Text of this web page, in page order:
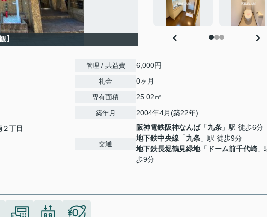
】
２丁目
管理 / 共益費 6,000円
礼金 0ヶ月
専有面積 25.02㎡
築年月 2004年4月(築22年)
交通
阪神電鉄阪神なんば「九条 」駅 徒歩6分
地下鉄中央線 「九条 」駅 徒歩9分
地下鉄長堀鶴見緑地「 ドーム前千代崎
歩9分